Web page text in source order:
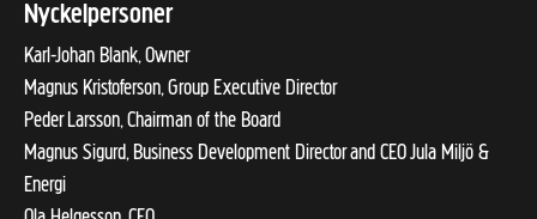
Nyckelpersoner
Karl-Johan Blank, Owner
Magnus Kristoferson, Group Executive Director
Peder Larsson, Chairman of the Board
Magnus Sigurd, Business Development Director and CEO Jula Miljö &
Energi